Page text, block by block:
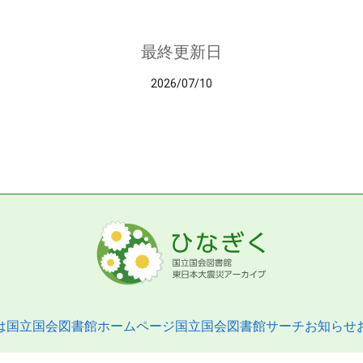
最終更新日
2026/07/10
国立国会図書館ホームページ国立国会図書館サーチお知らせ